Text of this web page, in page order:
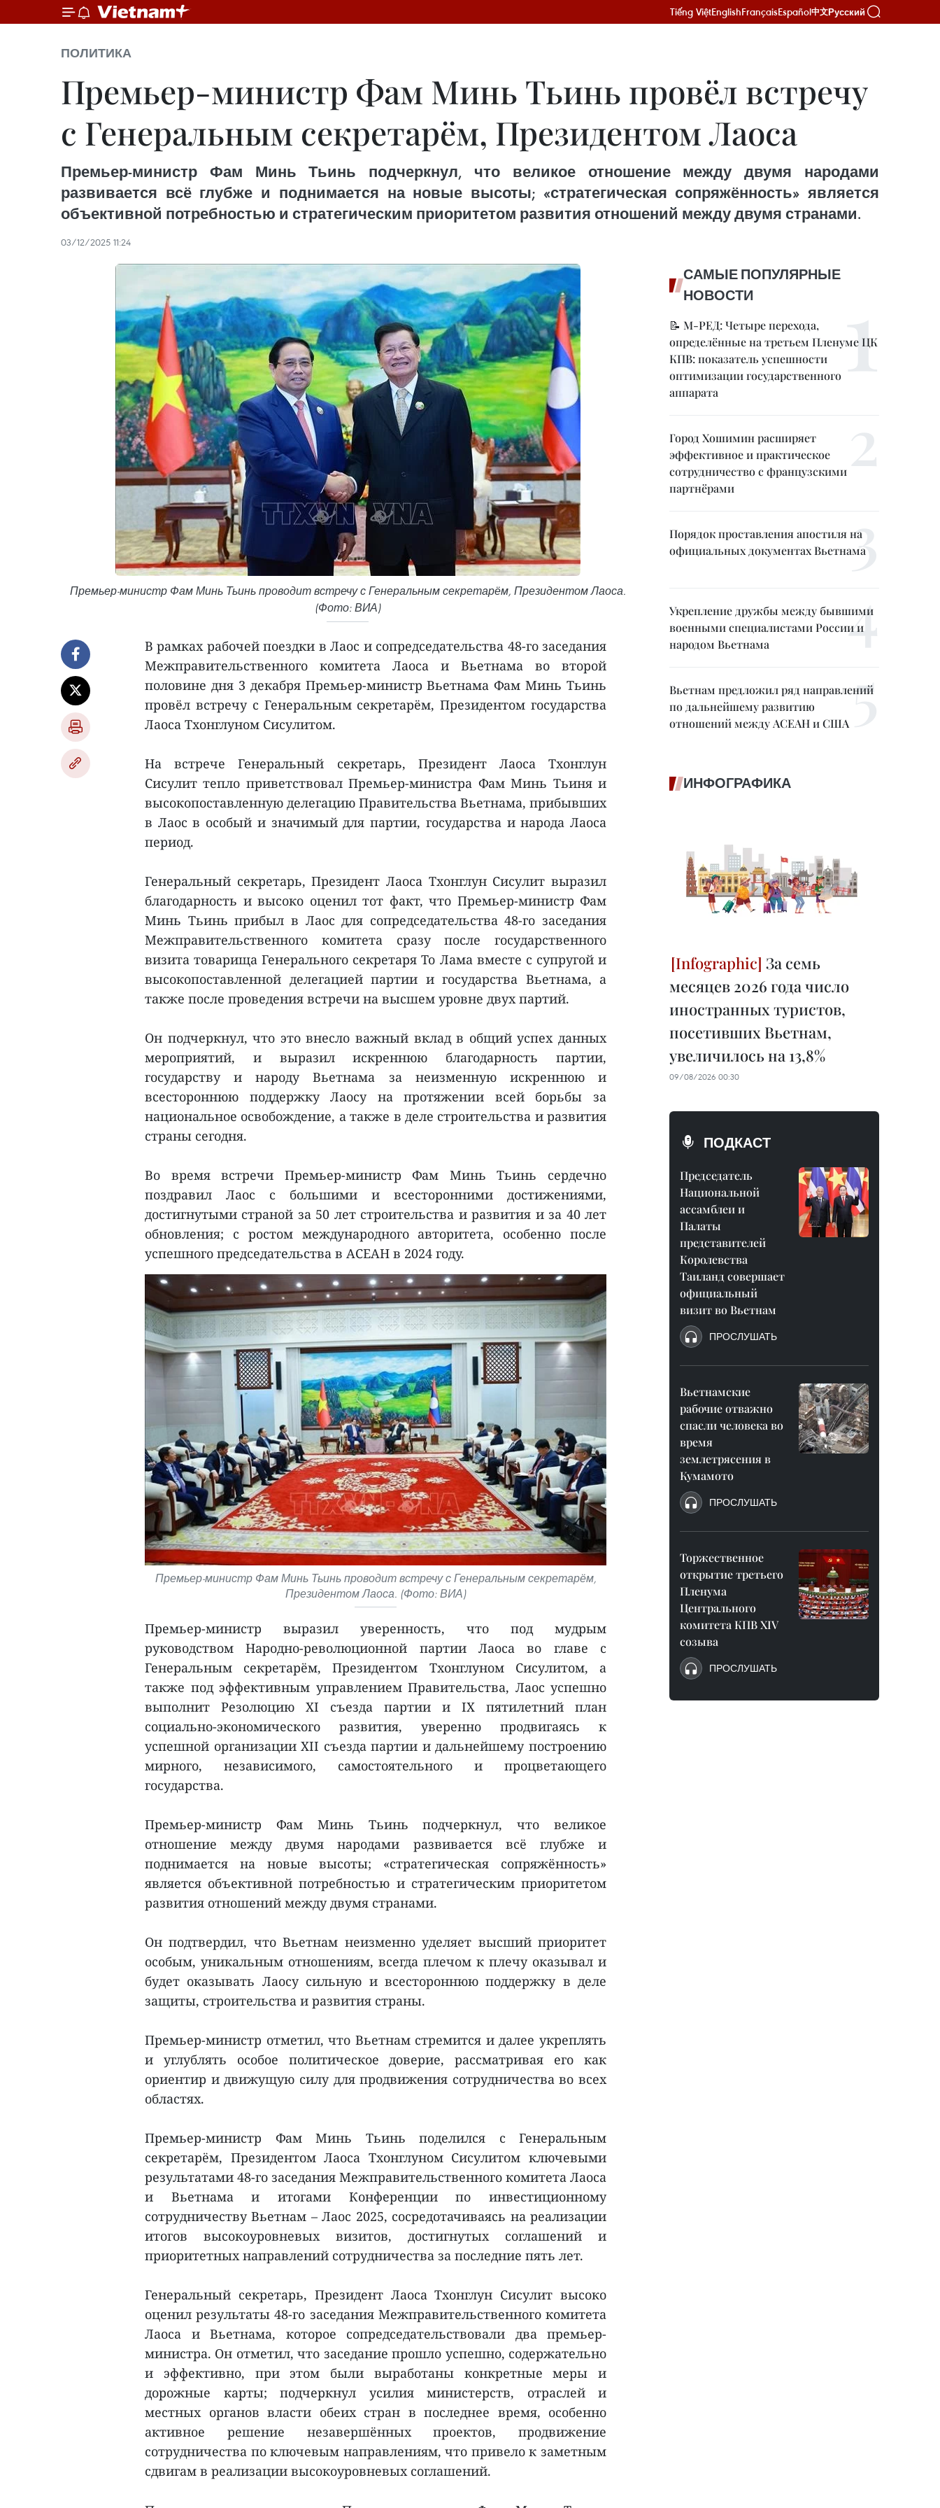
Tiếng ViệtEnglishFrançaisEspañol中文Русский
ПОЛИТИКА
Премьер-министр Фам Минь Тьинь провёл встречу
с Генеральным секретарём, Президентом Лаоса
Премьер-министр Фам Минь Тьинь подчеркнул, что великое отношение между двумя народами
развивается всё глубже и поднимается на новые высоты; «стратегическая сопряжённость» является
объективной потребностью и стратегическим приоритетом развития отношений между двумя странами.
03/12/2025 11:24
Премьер-министр Фам Минь Тьинь проводит встречу с Генеральным секретарём, Президентом Лаоса.
(Фото: ВИА)
В рамках рабочей поездки в Лаос и сопредседательства 48-го заседания
Межправительственного комитета Лаоса и Вьетнама во второй
половине дня 3 декабря Премьер-министр Вьетнама Фам Минь Тьинь
провёл встречу с Генеральным секретарём, Президентом государства
Лаоса Тхонглуном Сисулитом.
На встрече Генеральный секретарь, Президент Лаоса Тхонглун
Сисулит тепло приветствовал Премьер-министра Фам Минь Тьиня и
высокопоставленную делегацию Правительства Вьетнама, прибывших
в Лаос в особый и значимый для партии, государства и народа Лаоса
период.
Генеральный секретарь, Президент Лаоса Тхонглун Сисулит выразил
благодарность и высоко оценил тот факт, что Премьер-министр Фам
Минь Тьинь прибыл в Лаос для сопредседательства 48-го заседания
Межправительственного комитета сразу после государственного
визита товарища Генерального секретаря То Лама вместе с супругой и
высокопоставленной делегацией партии и государства Вьетнама, а
также после проведения встречи на высшем уровне двух партий.
Он подчеркнул, что это внесло важный вклад в общий успех данных
мероприятий, и выразил искреннюю благодарность партии,
государству и народу Вьетнама за неизменную искреннюю и
всестороннюю поддержку Лаосу на протяжении всей борьбы за
национальное освобождение, а также в деле строительства и развития
страны сегодня.
Во время встречи Премьер-министр Фам Минь Тьинь сердечно
поздравил Лаос с большими и всесторонними достижениями,
достигнутыми страной за 50 лет строительства и развития и за 40 лет
обновления; с ростом международного авторитета, особенно после
успешного председательства в АСЕАН в 2024 году.
Премьер-министр Фам Минь Тьинь проводит встречу с Генеральным секретарём,
Президентом Лаоса. (Фото: ВИА)
Премьер-министр выразил уверенность, что под мудрым
руководством Народно-революционной партии Лаоса во главе с
Генеральным секретарём, Президентом Тхонглуном Сисулитом, а
также под эффективным управлением Правительства, Лаос успешно
выполнит Резолюцию XI съезда партии и IX пятилетний план
социально-экономического развития, уверенно продвигаясь к
успешной организации XII съезда партии и дальнейшему построению
мирного, независимого, самостоятельного и процветающего
государства.
Премьер-министр Фам Минь Тьинь подчеркнул, что великое
отношение между двумя народами развивается всё глубже и
поднимается на новые высоты; «стратегическая сопряжённость»
является объективной потребностью и стратегическим приоритетом
развития отношений между двумя странами.
Он подтвердил, что Вьетнам неизменно уделяет высший приоритет
особым, уникальным отношениям, всегда плечом к плечу оказывал и
будет оказывать Лаосу сильную и всестороннюю поддержку в деле
защиты, строительства и развития страны.
Премьер-министр отметил, что Вьетнам стремится и далее укреплять
и углублять особое политическое доверие, рассматривая его как
ориентир и движущую силу для продвижения сотрудничества во всех
областях.
Премьер-министр Фам Минь Тьинь поделился с Генеральным
секретарём, Президентом Лаоса Тхонглуном Сисулитом ключевыми
результатами 48-го заседания Межправительственного комитета Лаоса
и Вьетнама и итогами Конференции по инвестиционному
сотрудничеству Вьетнам – Лаос 2025, сосредотачиваясь на реализации
итогов высокоуровневых визитов, достигнутых соглашений и
приоритетных направлений сотрудничества за последние пять лет.
Генеральный секретарь, Президент Лаоса Тхонглун Сисулит высоко
оценил результаты 48-го заседания Межправительственного комитета
Лаоса и Вьетнама, которое сопредседательствовали два премьер-
министра. Он отметил, что заседание прошло успешно, содержательно
и эффективно, при этом были выработаны конкретные меры и
дорожные карты; подчеркнул усилия министерств, отраслей и
местных органов власти обеих стран в последнее время, особенно
активное решение незавершённых проектов, продвижение
сотрудничества по ключевым направлениям, что привело к заметным
сдвигам в реализации высокоуровневых соглашений.
САМЫЕ ПОПУЛЯРНЫЕ
НОВОСТИ
📝 М-РЕД: Четыре перехода,
определённые на третьем Пленуме ЦК
КПВ: показатель успешности
оптимизации государственного
аппарата
Город Хошимин расширяет
эффективное и практическое
сотрудничество с французскими
партнёрами
Порядок проставления апостиля на
официальных документах Вьетнама
Укрепление дружбы между бывшими
военными специалистами России и
народом Вьетнама
Вьетнам предложил ряд направлений
по дальнейшему развитию
отношений между АСЕАН и США
ИНФОГРАФИКА
За семь
месяцев 2026 года число
иностранных туристов,
посетивших Вьетнам,
увеличилось на 13,8%
09/08/2026 00:30
ПОДКАСТ
Председатель
Национальной
ассамблеи и
Палаты
представителей
Королевства
Таиланд совершает
официальный
визит во Вьетнам
ПРОСЛУШАТЬ
Вьетнамские
рабочие отважно
спасли человека во
время
землетрясения в
Кумамото
ПРОСЛУШАТЬ
Торжественное
открытие третьего
Пленума
Центрального
комитета КПВ XIV
созыва
ПРОСЛУШАТЬ